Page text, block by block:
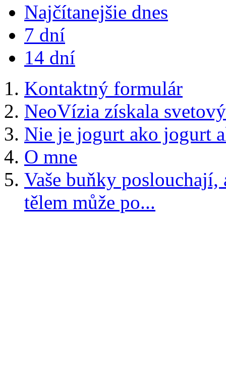
Najčítanejšie dnes
7 dní
14 dní
Kontaktný formulár
NeoVízia získala
Nie je jogurt ako jogurt
O mne
Vaše buňky
tělem může po...